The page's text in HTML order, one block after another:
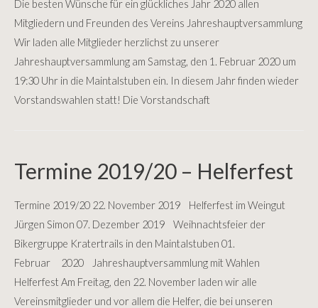
Die besten Wünsche für ein glückliches Jahr 2020 allen
Mitgliedern und Freunden des Vereins Jahreshauptversammlung
Wir laden alle Mitglieder herzlichst zu unserer
Jahreshauptversammlung am Samstag, den 1. Februar 2020 um
19:30 Uhr in die Maintalstuben ein. In diesem Jahr finden wieder
Vorstandswahlen statt! Die Vorstandschaft
Termine 2019/20 – Helferfest
Termine 2019/20 22. November 2019 Helferfest im Weingut
Jürgen Simon 07. Dezember 2019 Weihnachtsfeier der
Bikergruppe Kratertrails in den Maintalstuben 01.
Februar 2020 Jahreshauptversammlung mit Wahlen
Helferfest Am Freitag, den 22. November laden wir alle
Vereinsmitglieder und vor allem die Helfer, die bei unseren